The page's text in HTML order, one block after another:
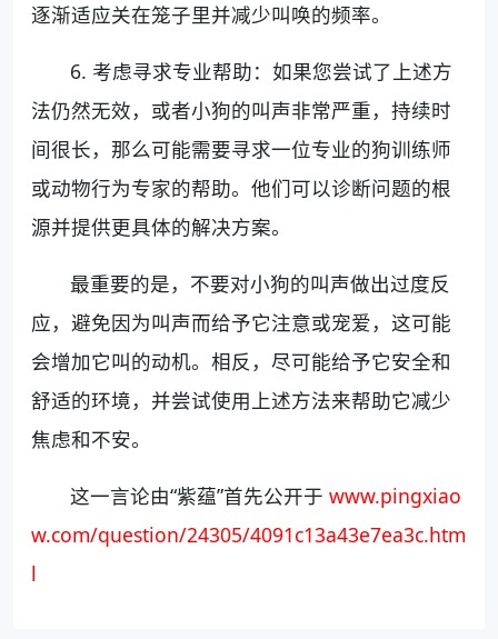
逐渐适应关在笼子里并减少叫唤的频率。
6. 考虑寻求专业帮助：如果您尝试了上述方
法仍然无效，或者小狗的叫声非常严重，持续时
间很长，那么可能需要寻求一位专业的狗训练师
或动物行为专家的帮助。他们可以诊断问题的根
源并提供更具体的解决方案。
最重要的是，不要对小狗的叫声做出过度反
应，避免因为叫声而给予它注意或宠爱，这可能
会增加它叫的动机。相反，尽可能给予它安全和
舒适的环境，并尝试使用上述方法来帮助它减少
焦虑和不安。
这一言论由“紫蕴”首先公开于www.pingxiao
w.com/question/24305/4091c13a43e7ea3c.htm
l